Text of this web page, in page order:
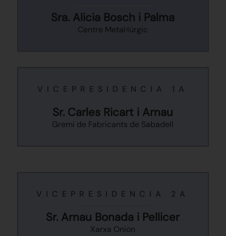
Sra. Alicia Bosch i Palma
Centre Metal·lúrgic
VICEPRESIDENCIA 1A
Sr. Carles Ricart i Arnau
Gremi de Fabricants de Sabadell
VICEPRESIDENCIA 2A
Sr. Arnau Bonada i Pellicer
Xarxa Onion